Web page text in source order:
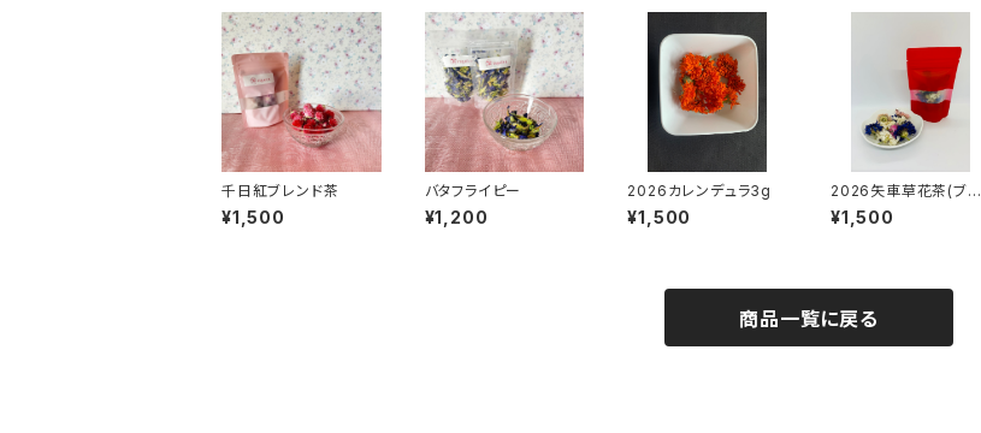
千日紅ブレンド茶
¥1,500
バタフライピー
¥1,200
2026カレンデュラ3g
¥1,500
2026矢車草花茶(ブレ
ンド)
¥1,500
商品一覧に戻る